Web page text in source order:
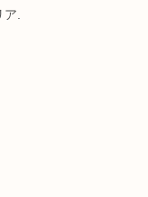
ア.